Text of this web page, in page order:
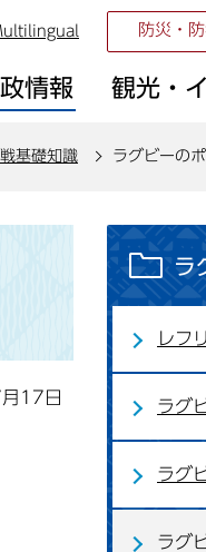
防災・
情報 観光・
基礎知識 ラグビーの
17日
ラ
レフ
ラグ
ラグ
ラグ